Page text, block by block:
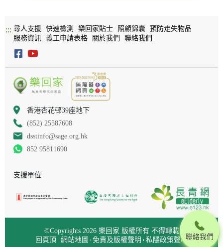
聯絡我們
::: 尋人支援 快速檢測 樂回家貼士 照顧錦囊
預防走失物品
服務資訊
義工申請表格 關於我們 聯絡我們
香港杏花邨39座地下
(852) 25587608
dsstinfo@sage.org.hk
852 95811690
支援單位
©Copyrights 2026 樂回家 版權所有 不得轉載
回頁頂
網站地圖 免責及版權聲明 私隱政策聲明